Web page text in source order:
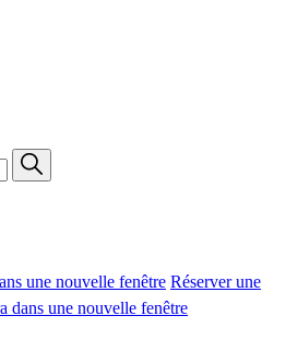
une nouvelle fenêtre Réserver une
dans une nouvelle fenêtre